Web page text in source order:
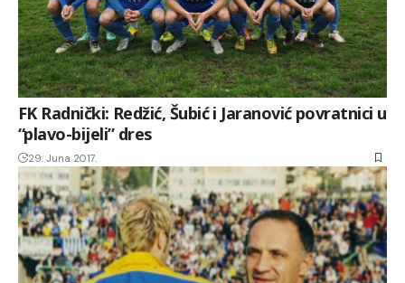
FK Radnički: Redžić, Šubić i Jaranović povratnici u
“plavo-bijeli” dres
29. Juna 2017.